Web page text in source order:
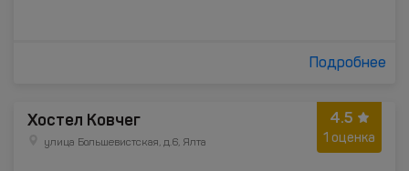
Подробнее
4.5
1 оценка
Хостел Ковчег
улица Большевистская, д.6, Ялта